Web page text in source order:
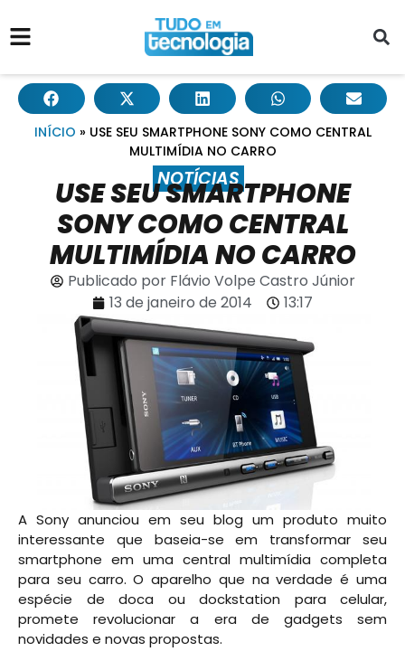
INÍCIO » USE SEU SMARTPHONE SONY COMO CENTRAL
MULTIMÍDIA NO CARRO
NOTÍCIAS
USE SEU SMARTPHONE
SONY COMO CENTRAL
MULTIMÍDIA NO CARRO
Publicado porFlávio Volpe Castro Júnior
13 de janeiro de 2014
13:17
A Sony anunciou em seu blog um produto muito
interessante que baseia-se em transformar seu
smartphone em uma central multimídia completa
para seu carro. O aparelho que na verdade é uma
espécie de doca ou dockstation para celular,
promete revolucionar a era de gadgets sem
novidades e novas propostas.